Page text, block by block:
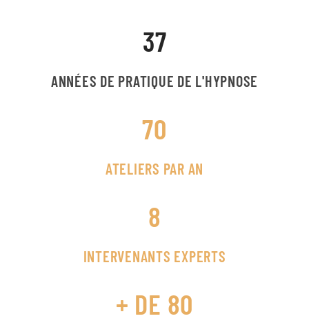
37
ANNÉES DE PRATIQUE DE L'HYPNOSE
70
ATELIERS PAR AN
8
INTERVENANTS EXPERTS
+ DE 80